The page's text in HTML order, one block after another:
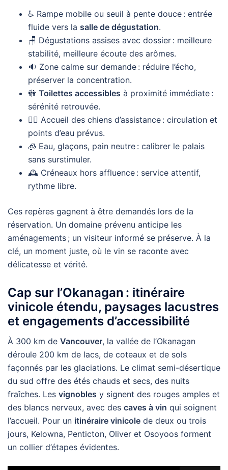
♿️ Rampe mobile ou seuil à pente douce : entrée
fluide vers la salle de dégustation.
🪑 Dégustations assises avec dossier : meilleure
stabilité, meilleure écoute des arômes.
🔉 Zone calme sur demande : réduire l’écho,
préserver la concentration.
🚻 Toilettes accessibles à proximité immédiate :
sérénité retrouvée.
🐕‍🦺 Accueil des chiens d’assistance : circulation et
points d’eau prévus.
🧊 Eau, glaçons, pain neutre : calibrer le palais
sans surstimuler.
🕰️ Créneaux hors affluence : service attentif,
rythme libre.
Ces repères gagnent à être demandés lors de la
réservation. Un domaine prévenu anticipe les
aménagements ; un visiteur informé se préserve. À la
clé, un moment juste, où le vin se raconte avec
délicatesse et vérité.
Cap sur l’Okanagan : itinéraire
vinicole étendu, paysages lacustres
et engagements d’accessibilité
À 300 km de Vancouver, la vallée de l’Okanagan
déroule 200 km de lacs, de coteaux et de sols
façonnés par les glaciations. Le climat semi-désertique
du sud offre des étés chauds et secs, des nuits
fraîches. Les vignobles y signent des rouges amples et
des blancs nerveux, avec des caves à vin qui soignent
l’accueil. Pour un itinéraire vinicole de deux ou trois
jours, Kelowna, Penticton, Oliver et Osoyoos forment
un collier d’étapes évidentes.